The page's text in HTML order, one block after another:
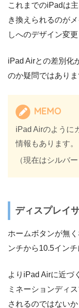
これまでのiPadは
き換えられるのが
しへのデザイン変
iPad Airとの差別化
のか疑問ではあり
MEMO
iPad Airのように
情報もあります。
（現在はシルバ
ディスプレイ
ホームボタンが無
ンチから10.5イン
よりiPad Airに近づ
ミネーションディ
されるのではないか